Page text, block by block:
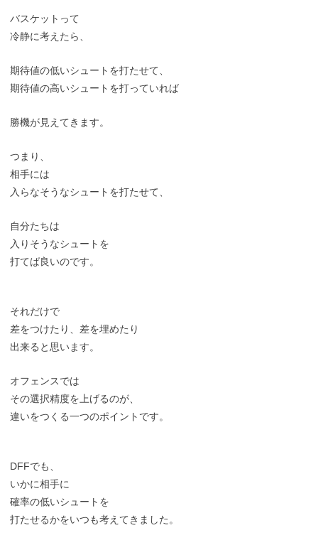
バスケットって
冷静に考えたら、
期待値の低いシュートを打たせて、
期待値の高いシュートを打っていれば
勝機が見えてきます。
つまり、
相手には
入らなそうなシュートを打たせて、
自分たちは
入りそうなシュートを
打てば良いのです。
それだけで
差をつけたり、差を埋めたり
出来ると思います。
オフェンスでは
その選択精度を上げるのが、
違いをつくる一つのポイントです。
DFFでも、
いかに相手に
確率の低いシュートを
打たせるかをいつも考えてきました。